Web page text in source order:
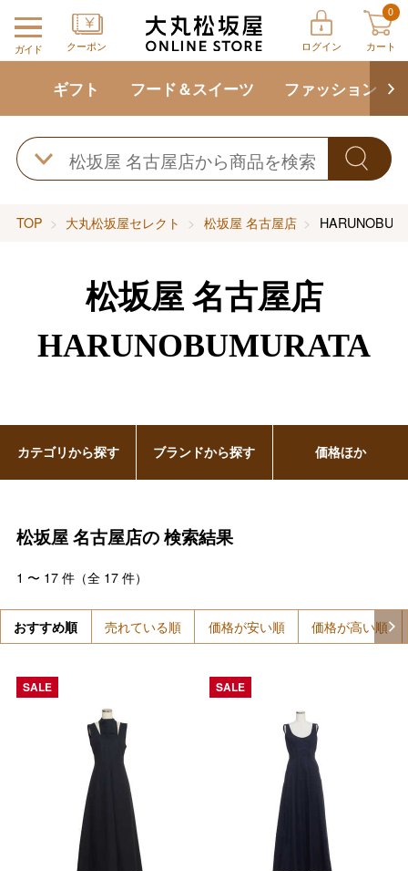
ガイド クーポン ログイン
0
カート
ギフト フード＆スイーツ ファッション
TOP 大丸松坂屋セレクト 松坂屋 名古屋店
松坂屋 名古屋店
HARUNOBUMURATA
松坂屋 名古屋店の検索結果
1 〜 17件（全 17件）
おすすめ順 売れている順 価格が安い順 価格が高い順
SALE SALE
カテゴリから探す ブランドから探す 価格ほか